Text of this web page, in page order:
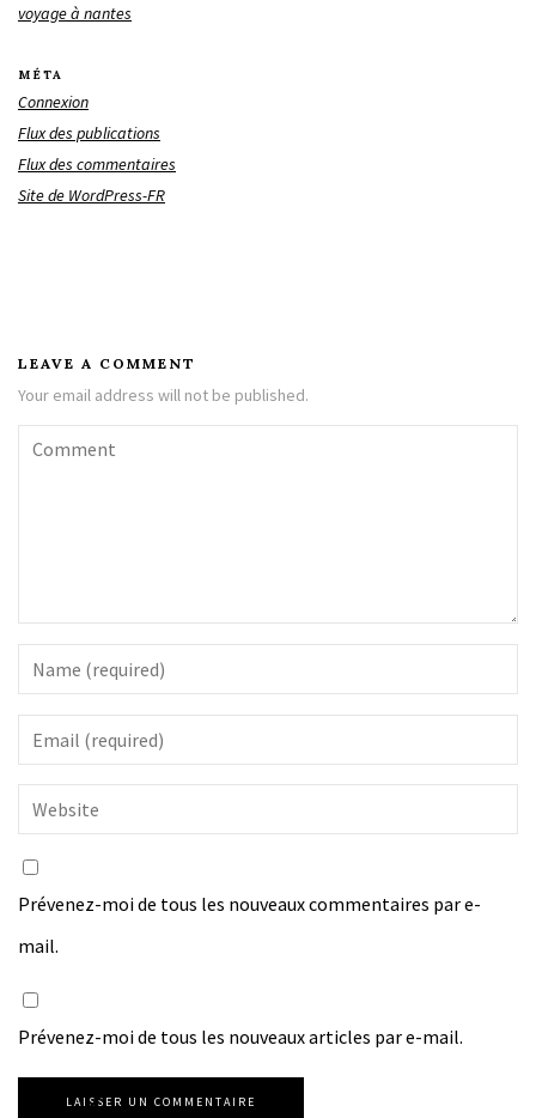
voyage à nantes
MÉTA
Connexion
Flux des publications
Flux des commentaires
Site de WordPress-FR
LEAVE A COMMENT
Your email address will not be published.
Prévenez-moi de tous les nouveaux commentaires par e-
mail.
Prévenez-moi de tous les nouveaux articles par e-mail.
LAISSER UN COMMENTAIRE